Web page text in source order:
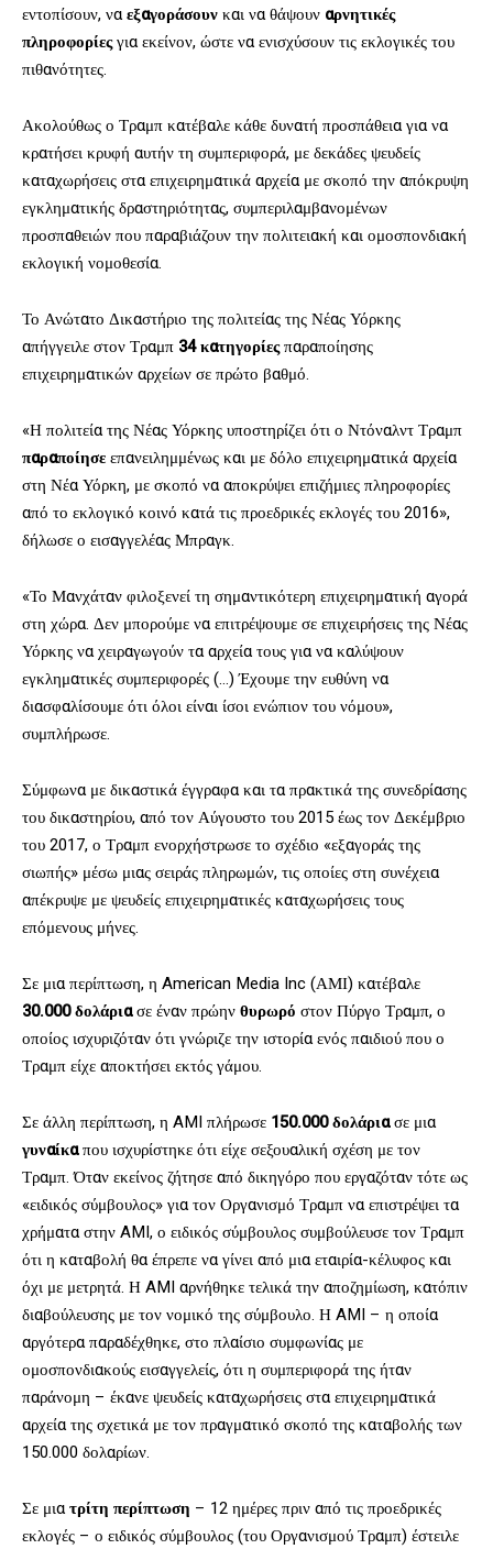
εντοπίσουν, ναεξαγοράσουνκαι να θάψουν αρνητικές
πληροφορίεςγια εκείνον, ώστε να ενισχύσουν τις εκλογικές του
πιθανότητες.
Ακολούθως ο Τραμπ κατέβαλε κάθε δυνατή προσπάθεια για να
κρατήσει κρυφή αυτήν τη συμπεριφορά, με δεκάδες ψευδείς
καταχωρήσεις στα επιχειρηματικά αρχεία με σκοπό την απόκρυψη
εγκληματικής δραστηριότητας, συμπεριλαμβανομένων
προσπαθειών που παραβιάζουν την πολιτειακή και ομοσπονδιακή
εκλογική νομοθεσία.
Το Ανώτατο Δικαστήριο της πολιτείας της Νέας Υόρκης
απήγγειλε στον Τραμπ 34 κατηγορίεςπαραποίησης
επιχειρηματικών αρχείων σε πρώτο βαθμό.
«Η πολιτεία της Νέας Υόρκης υποστηρίζει ότι ο Ντόναλντ Τραμπ
παραποίησεεπανειλημμένως και με δόλο επιχειρηματικά αρχεία
στη Νέα Υόρκη, με σκοπό να αποκρύψει επιζήμιες πληροφορίες
από το εκλογικό κοινό κατά τις προεδρικές εκλογές του 2016»,
δήλωσε ο εισαγγελέας Μπραγκ.
«Το Μανχάταν φιλοξενεί τη σημαντικότερη επιχειρηματική αγορά
στη χώρα. Δεν μπορούμε να επιτρέψουμε σε επιχειρήσεις της Νέας
Υόρκης να χειραγωγούν τα αρχεία τους για να καλύψουν
εγκληματικές συμπεριφορές (…) Έχουμε την ευθύνη να
διασφαλίσουμε ότι όλοι είναι ίσοι ενώπιον του νόμου»,
συμπλήρωσε.
Σύμφωνα με δικαστικά έγγραφα και τα πρακτικά της συνεδρίασης
του δικαστηρίου, από τον Αύγουστο του 2015 έως τον Δεκέμβριο
του 2017, ο Τραμπ ενορχήστρωσε το σχέδιο «εξαγοράς της
σιωπής» μέσω μιας σειράς πληρωμών, τις οποίες στη συνέχεια
απέκρυψε με ψευδείς επιχειρηματικές καταχωρήσεις τους
επόμενους μήνες.
Σε μια περίπτωση, η American Media Inc (ΑΜΙ) κατέβαλε
30.000 δολάριασε έναν πρώηνθυρωρό στον Πύργο Τραμπ, ο
οποίος ισχυριζόταν ότι γνώριζε την ιστορία ενός παιδιού που ο
Τραμπ είχε αποκτήσει εκτός γάμου.
Σε άλλη περίπτωση, η AMI πλήρωσε 150.000 δολάριασε μια
γυναίκαπου ισχυρίστηκε ότι είχε σεξουαλική σχέση με τον
Τραμπ. Όταν εκείνος ζήτησε από δικηγόρο που εργαζόταν τότε ως
«ειδικός σύμβουλος» για τον Οργανισμό Τραμπ να επιστρέψει τα
χρήματα στην AMI, ο ειδικός σύμβουλος συμβούλευσε τον Τραμπ
ότι η καταβολή θα έπρεπε να γίνει από μια εταιρία-κέλυφος και
όχι με μετρητά. Η AMI αρνήθηκε τελικά την αποζημίωση, κατόπιν
διαβούλευσης με τον νομικό της σύμβουλο. Η AMI – η οποία
αργότερα παραδέχθηκε, στο πλαίσιο συμφωνίας με
ομοσπονδιακούς εισαγγελείς, ότι η συμπεριφορά της ήταν
παράνομη – έκανε ψευδείς καταχωρήσεις στα επιχειρηματικά
αρχεία της σχετικά με τον πραγματικό σκοπό της καταβολής των
150.000 δολαρίων.
Σε μιατρίτη περίπτωση – 12 ημέρες πριν από τις προεδρικές
εκλογές – ο ειδικός σύμβουλος (του Οργανισμού Τραμπ) έστειλε